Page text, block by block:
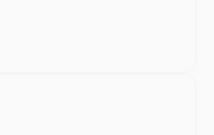
van 5